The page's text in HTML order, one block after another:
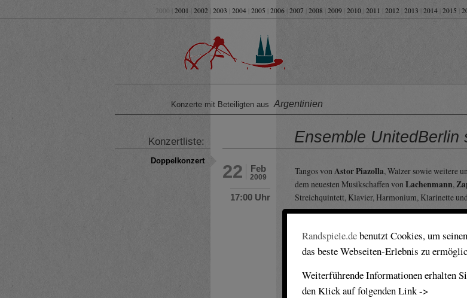
2000 | 2001 2002 2003 2004 2005 2006 2007 2008 2009 2010 2011 2012 2013 2014 2015
Konzerte mit Beteiligten ausArgentinien
Ensemble
Feb
2009
22
17:00 Uhr
Tangos vonAstor Piazolla, Walzer sowie weitere
dem neuesten Musikschaffen vonLachenmann,
Streichquintett, Klavier, Harmonium, Klarinette
Konzertliste:
Doppelkonzert
Randspiele.debenutzt Cookies, um
das beste Webseiten-Erlebnis zu
Weiterführende Informationen erhalten
den Klick auf folgenden Link ->